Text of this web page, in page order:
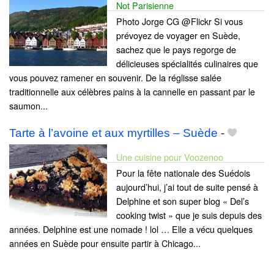
Not Parisienne
Photo Jorge CG @Flickr Si vous
prévoyez de voyager en Suède,
sachez que le pays regorge de
délicieuses spécialités culinaires que
vous pouvez ramener en souvenir. De la réglisse salée
traditionnelle aux célèbres pains à la cannelle en passant par le
saumon...
Tarte à l’avoine et aux myrtilles – Suède -
Une cuisine pour Voozenoo
Pour la fête nationale des Suédois
aujourd’hui, j’ai tout de suite pensé à
Delphine et son super blog « Del’s
cooking twist » que je suis depuis des
années. Delphine est une nomade ! lol … Elle a vécu quelques
années en Suède pour ensuite partir à Chicago...